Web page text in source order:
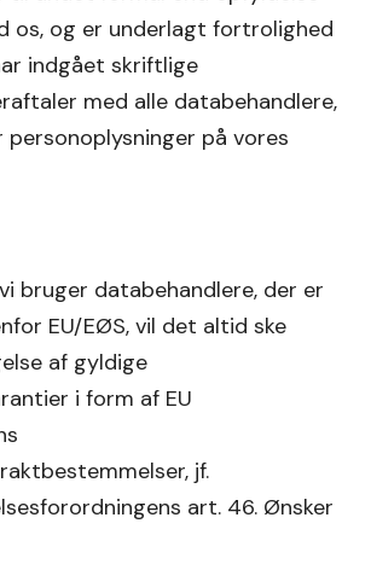
os, og er underlagt fortrolighed
indgået skriftlige
med alle databehandlere,
personoplysninger på vores
bruger databehandlere, der er
EU/EØS, vil det altid ske
af gyldige
i form af EU
jf.
art. 46. Ønsker